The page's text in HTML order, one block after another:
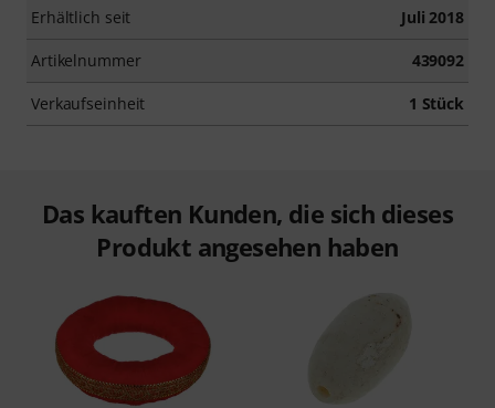
Erhältlich seit Juli 2018
Artikelnummer 439092
Verkaufseinheit 1 Stück
Das kauften Kunden, die sich dieses
Produkt angesehen haben